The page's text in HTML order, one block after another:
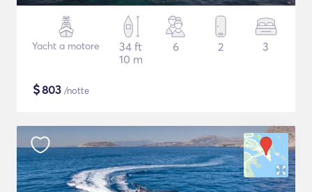
Yacht a motore
34 ft
10 m
6 2 3
$803 /notte